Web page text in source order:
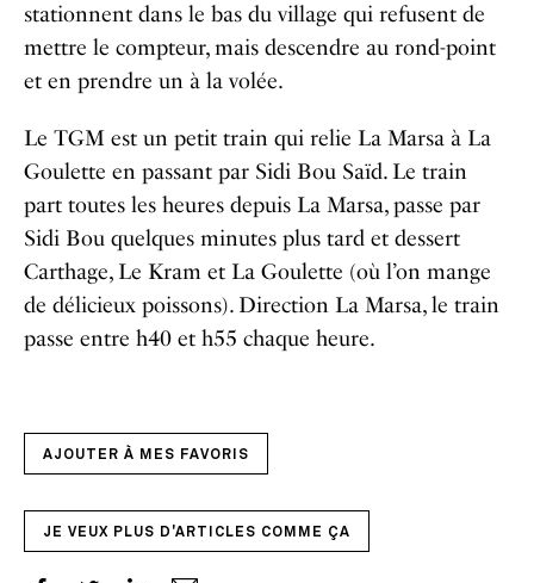
stationnent dans le bas du village qui refusent de
mettre le compteur, mais descendre au rond-point
et en prendre un à la volée.
Le TGM est un petit train qui relie La Marsa à La
Goulette en passant par Sidi Bou Saïd. Le train
part toutes les heures depuis La Marsa, passe par
Sidi Bou quelques minutes plus tard et dessert
Carthage, Le Kram et La Goulette (où l’on mange
de délicieux poissons). Direction La Marsa, le train
passe entre h40 et h55 chaque heure.
AJOUTER À MES FAVORIS
JE VEUX PLUS D'ARTICLES COMME ÇA